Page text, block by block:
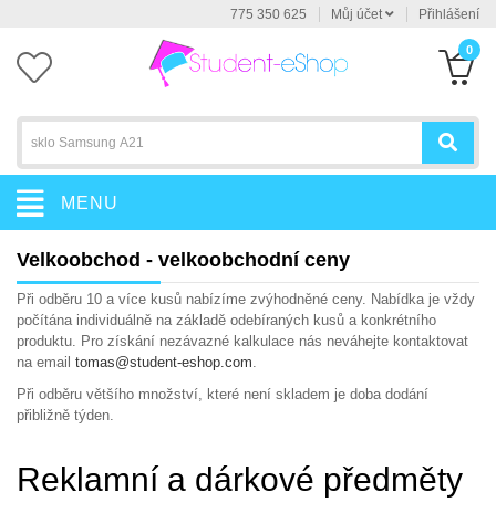
775 350 625 Můj účet Přihlášení
0
MENU
Velkoobchod - velkoobchodní ceny
Při odběru 10 a více kusů nabízíme zvýhodněné ceny. Nabídka je vždy
počítána individuálně na základě odebíraných kusů a konkrétního
produktu. Pro získání nezávazné kalkulace nás neváhejte kontaktovat
na email tomas@student-eshop.com
Při odběru většího množství, které není skladem je doba dodání
přibližně týden.
Reklamní a dárkové předměty